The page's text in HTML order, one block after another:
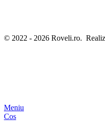
© 2022 - 2026 Roveli.ro.
Meniu
Cos